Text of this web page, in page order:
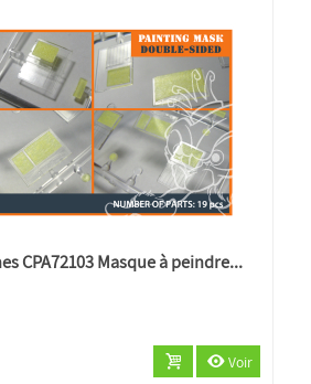
CPA72103 Masque à peindre...
Voir